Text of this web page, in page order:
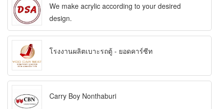
We make acrylic according to your desired
design.
โรงงานผลิตเบาะรถตู้ - ยอดคาร์ซีท
Carry Boy Nonthaburi